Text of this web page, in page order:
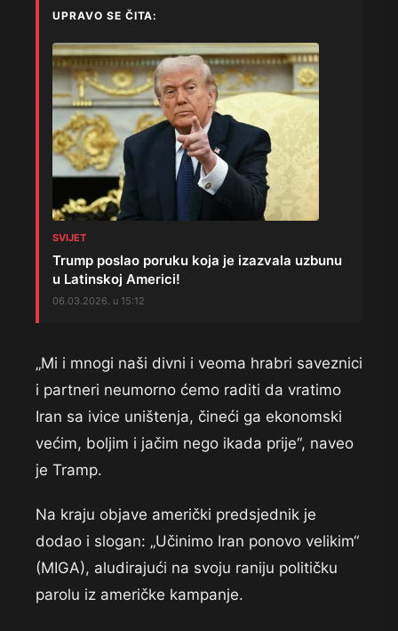
UPRAVO SE ČITA:
SVIJET
Trump poslao poruku koja je izazvala uzbunu
u Latinskoj Americi!
06.03.2026. u 15:12
„Mi i mnogi naši divni i veoma hrabri saveznici
i partneri neumorno ćemo raditi da vratimo
Iran sa ivice uništenja, čineći ga ekonomski
većim, boljim i jačim nego ikada prije“, naveo
je Tramp.
Na kraju objave američki predsjednik je
dodao i slogan: „Učinimo Iran ponovo velikim“
(MIGA), aludirajući na svoju raniju političku
parolu iz američke kampanje.